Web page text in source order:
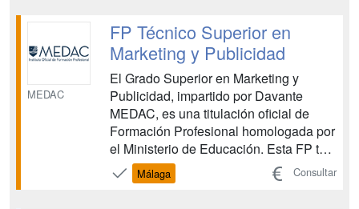
como para dominar las herramientas
comunicativas y digitales esenc...
MEDAC
FP Técnico Superior en
Marketing y Publicidad
El Grado Superior en Marketing y
Publicidad, impartido por Davante
MEDAC, es una titulación oficial de
Formación Profesional homologada por
el Ministerio de Educación. Esta FP te
proporciona las competencias
necesarias para planificar, organizar y
Málaga Consultar